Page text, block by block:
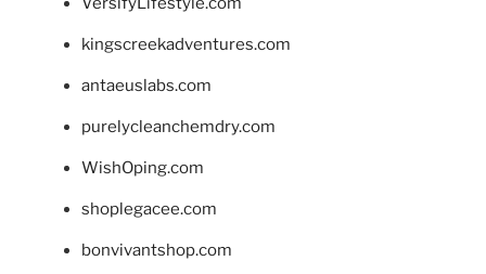
kingscreekadventures.com
antaeuslabs.com
purelycleanchemdry.com
WishOping.com
shoplegacee.com
bonvivantshop.com